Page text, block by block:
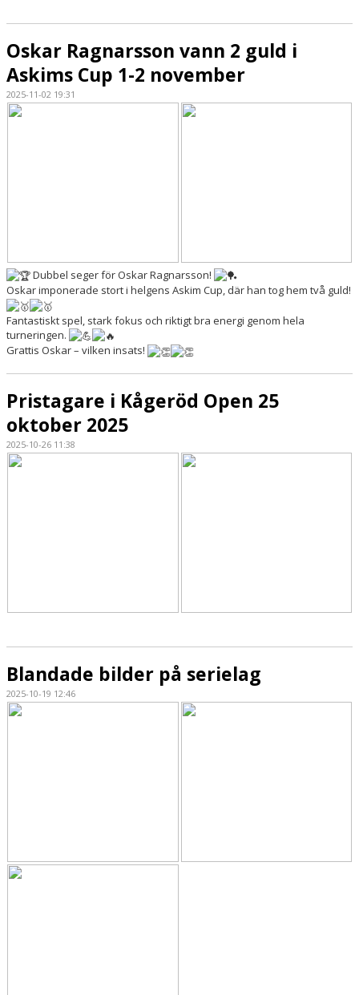
Oskar Ragnarsson vann 2 guld i
Askims Cup 1-2 november
2025-11-02 19:31
Dubbel seger för Oskar Ragnarsson!
Oskar imponerade stort i helgens Askim Cup, där han tog hem två guld!
Fantastiskt spel, stark fokus och riktigt bra energi genom hela
turneringen.
Grattis Oskar – vilken insats!
Pristagare i Kågeröd Open 25
oktober 2025
2025-10-26 11:38
Blandade bilder på serielag
2025-10-19 12:46